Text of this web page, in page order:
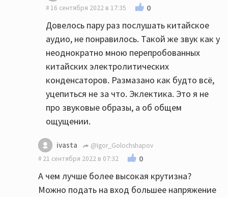
16 сентября 2022 в 17:35
0
Довелось пару раз послушать китайское
аудио, не понравилось. Такой же звук как у
неоднократно мною перепробованных
китайских электролитических
конденсаторов. Размазано как будто всё,
уцепиться не за что. Эклектика. Это я не
про звуковые образы, а об общем
ощущении.
ivasta
@Igor_Golochshapov
21 сентября 2022 в 07:32
0
А чем лучше более высокая крутизна?
Можно подать на вход большее напряжение